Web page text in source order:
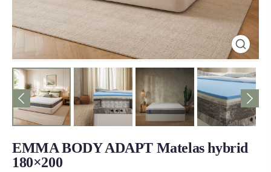
EMMA BODY ADAPT Matelas hybrid
180×200